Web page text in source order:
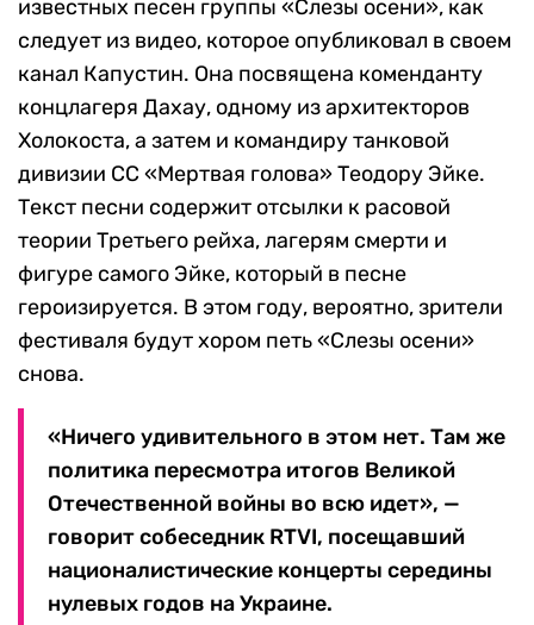
известных песен группы «Слезы осени», как
следует из видео, которое опубликовал в своем
канал Капустин. Она посвящена коменданту
концлагеря Дахау, одному из архитекторов
Холокоста, а затем и командиру танковой
дивизии СС «Мертвая голова» Теодору Эйке.
Текст песни содержит отсылки к расовой
теории Третьего рейха, лагерям смерти и
фигуре самого Эйке, который в песне
героизируется. В этом году, вероятно, зрители
фестиваля будут хором петь «Слезы осени»
снова.
«Ничего удивительного в этом нет. Там же
политика пересмотра итогов Великой
Отечественной войны во всю идет», —
говорит собеседник RTVI, посещавший
националистические концерты середины
нулевых годов на Украине.